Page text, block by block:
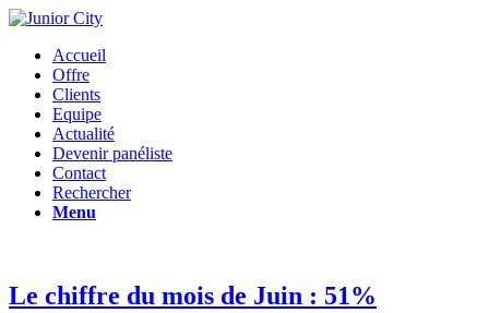
Accueil
Offre
Clients
Equipe
Actualité
Devenir panéliste
Contact
Rechercher
Menu
Le chiffre du mois de Juin : 51%